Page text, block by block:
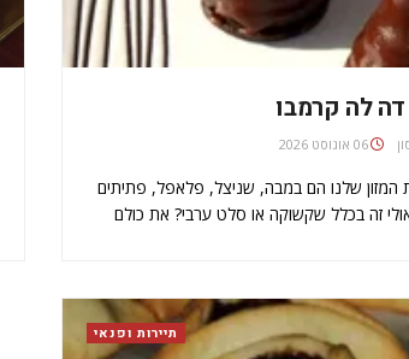
לה קרמבו
06 אוגוסט 2026
המזון שלנו הם במבה, שניצל, פלאפל, פתיתים
זה בכלל שקשוקה או סלט ערבי? את כולם
בלונדון. אנשים מוכשרים לימדו…
תיירות ופנאי